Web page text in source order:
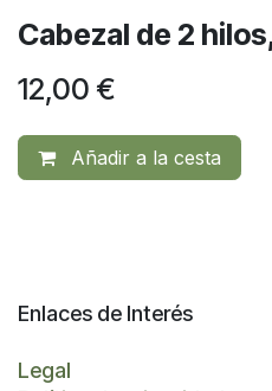
Cabezal de 2
12,00 €
Añadir a la cesta
Enlaces de Interés
Legal